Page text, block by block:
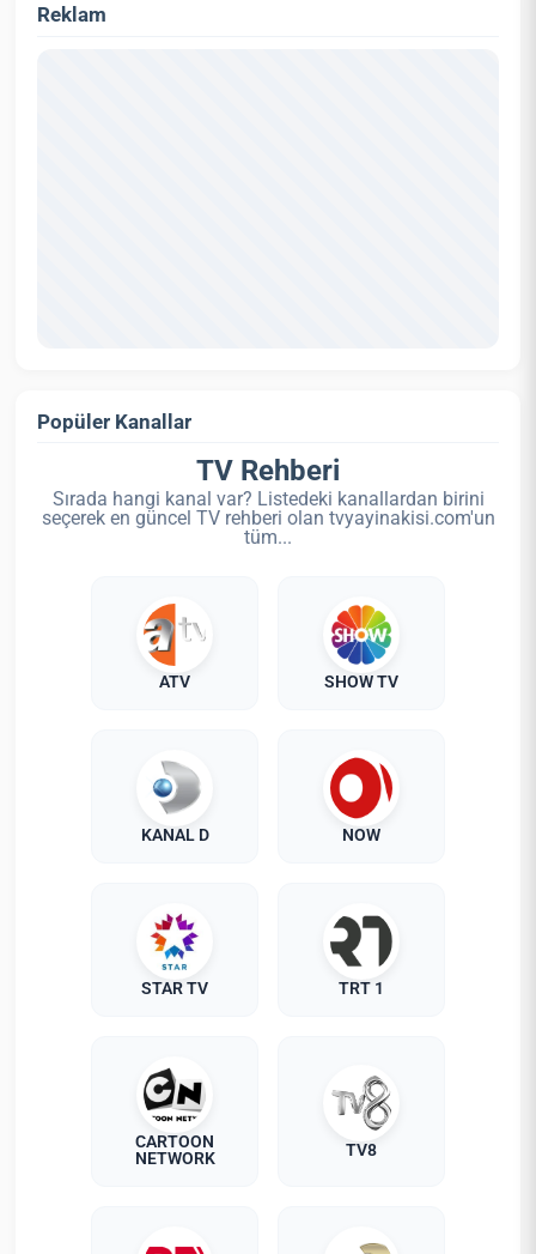
Reklam
Popüler Kanallar
TV Rehberi
Sırada hangi kanal var? Listedeki kanallardan birini
seçerek en güncel TV rehberi olan tvyayinakisi.com'un
tüm...
ATV SHOW TV
KANAL D NOW
STAR TV TRT 1
CARTOON
NETWORK
TV8